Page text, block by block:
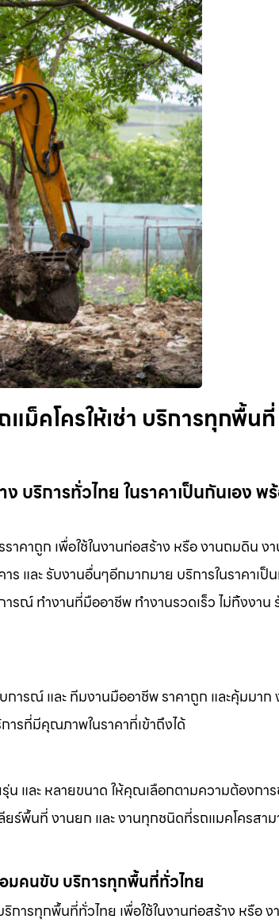
แม็คโครให้เช่า บริการทุกพื้นที่
ง บริการทั่วไทย ในราคาเป็นกันเอง
ราคาถูก เพื่อใช้ในงานก่อสร้าง หรือ งานถมดิน ง
ละ รับงานอื่นๆอีกมากมาย บริการในราคาเป็
ณ์ ทำงานที่มืออาชีพ ทำงานรวดเร็ว ไม่ทิ้งงาน
การณ์ และ ทีมงานมืออาชีพ ราคาถูก และคุ้มมาก
ารที่มีคุณภาพในราคาที่เข้าถึงได้
น และ หลายขนาด ให้คุณเลือกตามความต้องกา
ร์พื้นที่ งานยก และ งานทุกชนิดที่รถแมคโครสาม
มคนขับ บริการทุกพื้นที่ทั่วไทย
การทุกพื้นที่ทั่วไทย เพื่อใช้ในงานก่อสร้าง หรือ